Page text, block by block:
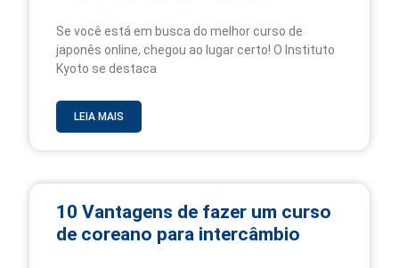
Se você está em busca do melhor curso de
japonês online, chegou ao lugar certo! O Instituto
Kyoto se destaca
LEIA MAIS
10 Vantagens de fazer um curso
de coreano para intercâmbio